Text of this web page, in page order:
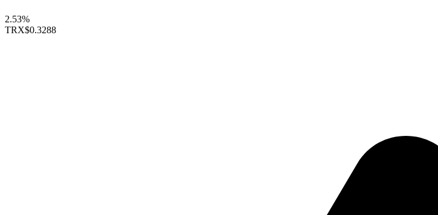
2.53%
TRX$0.3288